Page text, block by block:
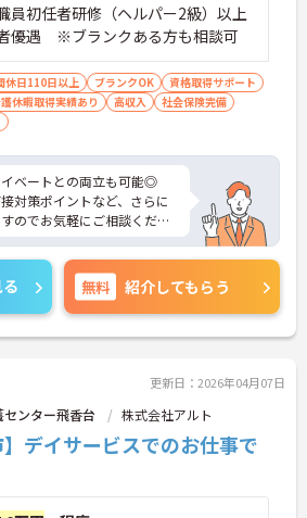
員初任者研修（ヘルパー2級）以上
優遇 ※ブランクある方も相談可
休日110日以上 ブランクOK
資格取得サポート
休暇取得実績あり 高収入
社会保険完備
ベートとの両立も可能◎
対策ポイントなど、さらに
のでお気軽にご相談くださ
無料 紹介してもらう
更新日：2026年04月07日
ンター飛香台 株式会社アルト
】デイサービスでのお仕事で